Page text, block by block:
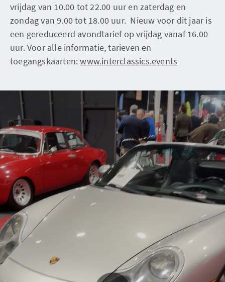
vrijdag van 10.00 tot 22.00 uur en zaterdag en
zondag van 9.00 tot 18.00 uur. Nieuw voor dit jaar is
een gereduceerd avondtarief op vrijdag vanaf 16.00
uur. Voor alle informatie, tarieven en
toegangskaarten:www.interclassics.events